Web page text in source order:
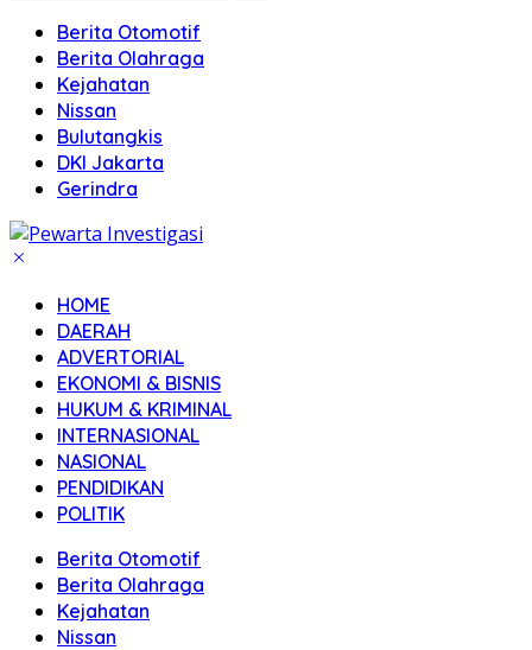
Berita Otomotif
Berita Olahraga
Kejahatan
Nissan
Bulutangkis
DKI Jakarta
Gerindra
HOME
DAERAH
ADVERTORIAL
EKONOMI & BISNIS
HUKUM & KRIMINAL
INTERNASIONAL
NASIONAL
PENDIDIKAN
POLITIK
Berita Otomotif
Berita Olahraga
Kejahatan
Nissan